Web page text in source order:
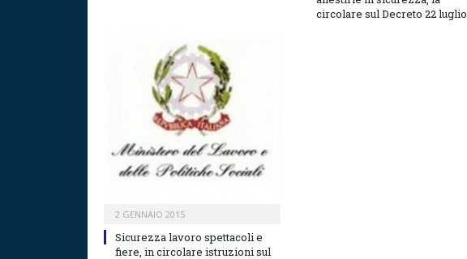
circolare sul Decreto 22 luglio
2 GENNAIO 2015
Sicurezza lavoro spettacoli e
fiere, in circolare istruzioni sul